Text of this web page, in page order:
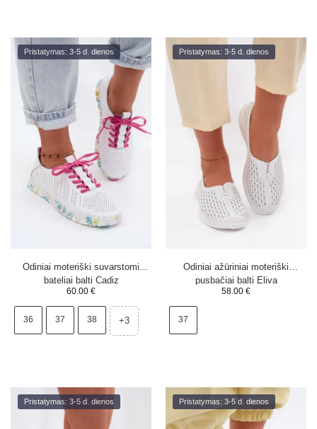
Pristatymas: 3-5 d. dienos
Odiniai moteriški suvarstomi
bateliai balti Cadiz
60.00 €
36 37 38 +3
Pristatymas: 3-5 d. dienos
Odiniai ažūriniai moteriški
pusbačiai balti Eliva
58.00 €
37
Pristatymas: 3-5 d. dienos Pristatymas: 3-5 d. dienos